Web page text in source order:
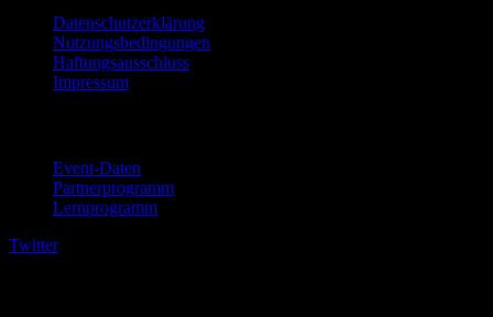
Datenschutzerklärung
Nutzungsbedingungen
Haftungsausschluss
Impressum
Event-Daten
Partnerprogramm
Lernprogramm
Twitter